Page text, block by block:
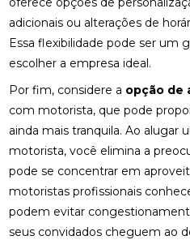
adicionais ou alterações de
Essa flexibilidade pode ser um
escolher a empresa ideal.
Por fim, considere a opção de
com motorista, que pode
ainda mais tranquila. Ao alugar
motorista, você elimina a
pode se concentrar em
motoristas profissionais
podem evitar
seus convidados cheguem ao